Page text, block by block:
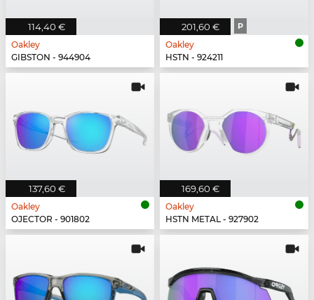
114,40 €
Oakley
GIBSTON - 944904
201,60 € P
Oakley
HSTN - 924211
137,60 €
Oakley
OJECTOR - 901802
169,60 €
Oakley
HSTN METAL - 927902